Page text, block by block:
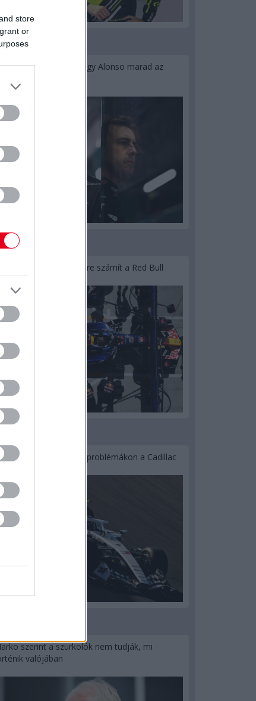
store
or
biztos benne, hogy Alonso marad az
fejlesztési ütemre számít a Red Bull
tud úrrá lenni a fékproblémákon a Cadillac
szerint a szurkolók nem tudják, mi
valójában